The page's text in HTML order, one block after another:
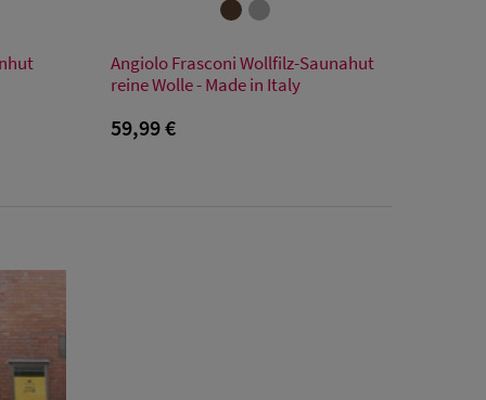
Einheitsgröße
Angiolo Frasconi Wollfilz-Saunahut
reine Wolle - Made in Italy
59,99 €